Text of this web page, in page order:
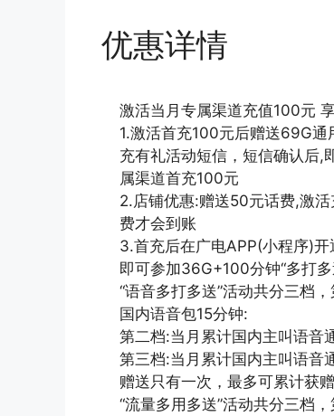
优惠详情
激活当月专属渠道充值100元
1.激活首充100元后赠送69G
充有礼活动短信，短信确认后,
属渠道首充100元
2.店铺优惠:赠送50元话费,激
费才会到账
3.首充后在广电APP(小程序)
即可参加36G+100分钟“多打
“语音多打多送”活动共分三档
国内语音包15分钟:
第二档:当月累计国内主叫语音
第三档:当月累计国内主叫语音
赠送只有一次，最多可累计获赠
“流量多用多送”活动共分三档